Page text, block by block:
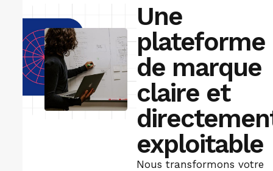
Une
plateforme
de marque
claire et
exploitable
Nous transformons votre